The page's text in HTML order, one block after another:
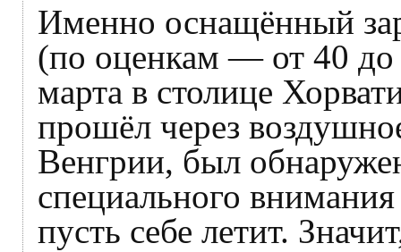
Именно оснащённый
(по оценкам — от 40
марта в столице
прошёл через
Венгрии, был
специального
пусть себе летит.